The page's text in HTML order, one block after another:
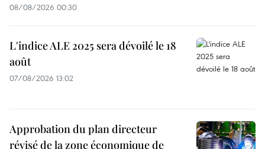
08/08/2026 00:30
L'indice ALE 2025 sera dévoilé le 18
août
07/08/2026 13:02
Approbation du plan directeur
révisé de la zone économique de